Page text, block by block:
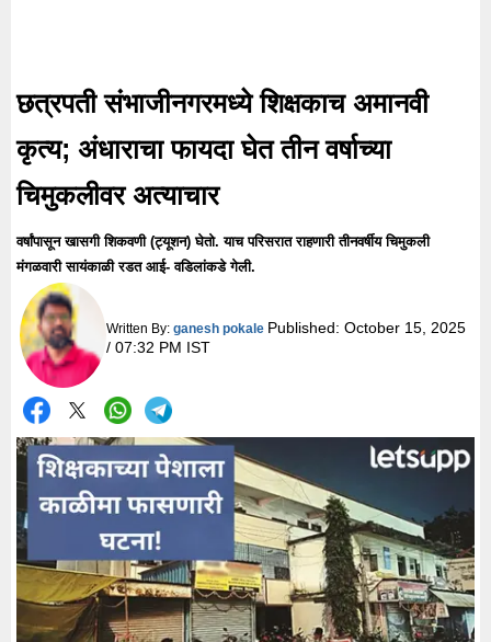
छत्रपती संभाजीनगरमध्ये शिक्षकाच अमानवी
कृत्य; अंधाराचा फायदा घेत तीन वर्षाच्या
चिमुकलीवर अत्याचार
वर्षांपासून खासगी शिकवणी (ट्यूशन) घेतो. याच परिसरात राहणारी तीनवर्षीय चिमुकली
मंगळवारी सायंकाळी रडत आई- वडिलांकडे गेली.
Written By: ganesh pokale Published: October 15, 2025
/ 07:32 PM IST